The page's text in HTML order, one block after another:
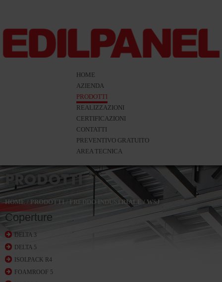
HOME
AZIENDA
PRODOTTI
REALIZZAZIONI
CERTIFICAZIONI
CONTATTI
PREVENTIVO GRATUITO
AREA TECNICA
PRODOTTI
HOME/ PRODOTTI / FREDDO INDUSTRIALE /WSJ
Coperture
DELTA 3
DELTA 5
ISOLPACK R4
FOAMROOF 5